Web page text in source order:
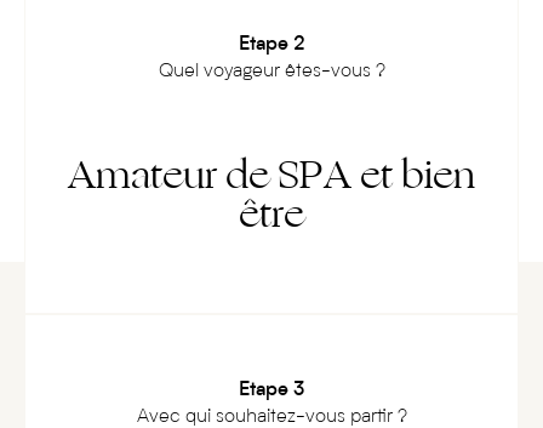
Etape 2
Quel voyageur êtes-vous ?
Amateur de SPA et bien
être
Etape 3
Avec qui souhaitez-vous partir ?